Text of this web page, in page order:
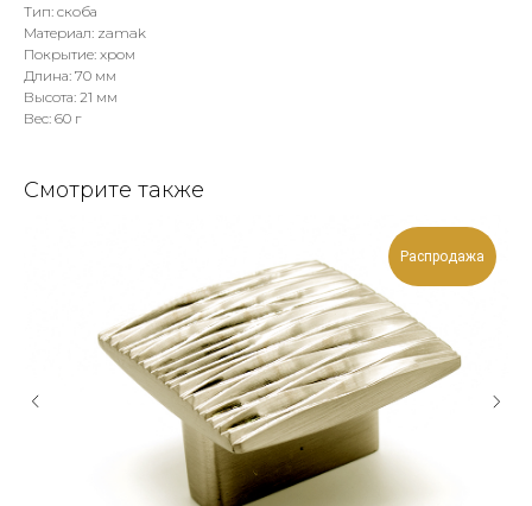
Тип: скоба
Материал: zamak
Покрытие: хром
Длина: 70 мм
Высота: 21 мм
Вес: 60 г
Смотрите также
Распродажа